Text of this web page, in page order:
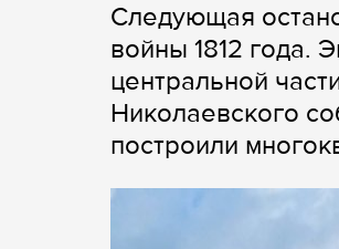
Следующая
войны 1812 года.
центральной
Николаевского
построили